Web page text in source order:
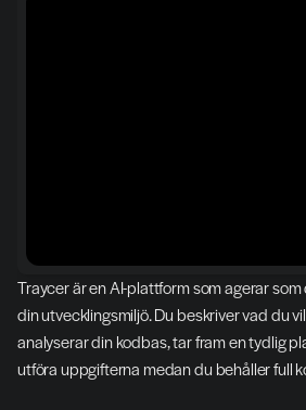
Traycer är en AI-plattform som agerar
din utvecklingsmiljö. Du beskriver vad du
analyserar din kodbas, tar fram en tydlig
utföra uppgifterna medan du behåller full